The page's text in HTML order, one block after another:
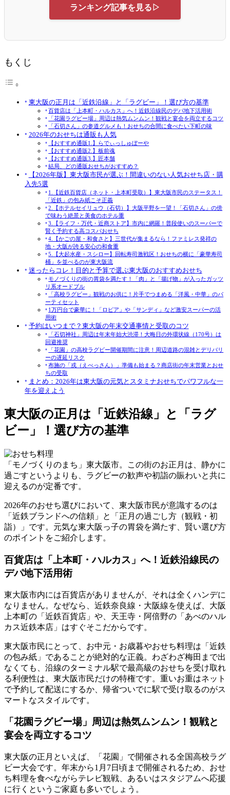
ランキング記事を見る▷
もくじ
東大阪の正月は「近鉄沿線」と「ラグビー」！選び方の基準
百貨店は「上本町・ハルカス」へ！近鉄沿線民のデパ地下活用術
「花園ラグビー場」周辺は熱気ムンムン！観戦と宴会を両立するコツ
「石切さん」の参道グルメも！おせちの合間に食べたい下町の味
2026年のおせちは通販も人気
【おすすめ通販1.】らでぃっしゅぼーや
【おすすめ通販2.】板前魂
【おすすめ通販3.】匠本舗
結局、どの通販おせちがおすすめ？
【2026年版】東大阪市民が選ぶ！間違いのない人気おせち店・購
入先5選
1.【近鉄百貨店（ネット・上本町受取）】東大阪市民のステータス！
「近鉄」の包み紙こそ正義
2.【ホテルセイリュウ（石切）】大阪平野を一望！「石切さん」の傍
で味わう絶景と美食のホテル重
3.【ライフ・万代・近商ストア】市内に網羅！普段使いのスーパーで
賢く予約する高コスパおせち
4.【かごの屋・和食さと】三世代が集まるなら！ファミレス発祥の
地・大阪が誇る安心の和食重
5.【大起水産・スシロー】回転寿司激戦区！おせちの横に「豪華寿司
桶」を並べるのが東大阪流
迷ったらコレ！目的と予算で選ぶ東大阪のおすすめおせち
モノづくりの街の胃袋を満たす！「肉」と「揚げ物」が入ったガッツ
リ系オードブル
「高校ラグビー」観戦のお供に！片手でつまめる「洋風・中華」のパ
ーティセット
1万円台で豪華に！「ロピア」や「サンディ」など激安スーパーの活
用術
予約はいつまで？東大阪の年末交通事情と受取のコツ
「石切神社」周辺は年末年始大渋滞！大晦日の外環状線（170号）は
回避推奨
「花園」の高校ラグビー開催期間に注意！周辺道路の混雑とデリバリ
ーの遅延リスク
布施の「戎（えべっさん）」準備も始まる？商店街の年末営業とおせ
ちの受取
まとめ：2026年は東大阪の元気とスタミナおせちでパワフルな一
年を迎えよう
東大阪の正月は「近鉄沿線」と「ラグ
ビー」！選び方の基準
「モノづくりのまち」東大阪市。この街のお正月は、静かに
過ごすというよりも、ラグビーの歓声や初詣の賑わいと共に
迎えるのが定番です。
2026年のおせち選びにおいて、東大阪市民が意識するのは
「近鉄ブランドへの信頼」と「正月の過ごし方（観戦・初
詣）」 です。元気な東大阪っ子の胃袋を満たす、賢い選び方
のポイントをご紹介します。
百貨店は「上本町・ハルカス」へ！近鉄沿線民の
デパ地下活用術
東大阪市内には百貨店がありませんが、それは全くハンデに
なりません。なぜなら、近鉄奈良線・大阪線を使えば、大阪
上本町の「近鉄百貨店」や、天王寺・阿倍野の「あべのハル
カス近鉄本店」はすぐそこだからです。
東大阪市民にとって、お中元・お歳暮やおせち料理は 「近鉄
の包み紙」であることが絶対的な正義。わざわざ梅田まで出
なくても、沿線のターミナル駅で最高級のおせちを受け取れ
る利便性は、東大阪市民だけの特権です。重いお重はネット
で予約して配送にするか、帰省ついでに駅で受け取るのがス
マートなスタイルです。
「花園ラグビー場」周辺は熱気ムンムン！観戦と
宴会を両立するコツ
東大阪の正月といえば、「花園」で開催される全国高校ラグ
ビー大会です。年末から1月7日頃まで開催されるため、おせ
ち料理を食べながらテレビ観戦、あるいはスタジアムへ応援
に行くというご家庭も多いでしょう。